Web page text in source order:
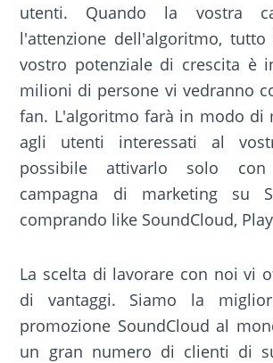
utenti. Quando la vostra
l'attenzione dell'algoritmo,
vostro potenziale di crescita è
milioni di persone vi vedranno
fan. L'algoritmo farà in modo di
agli utenti interessati al
possibile attivarlo solo
campagna di marketing su
comprando like SoundCloud,
La scelta di lavorare con noi vi
di vantaggi. Siamo la
promozione SoundCloud al
un gran numero di clienti di